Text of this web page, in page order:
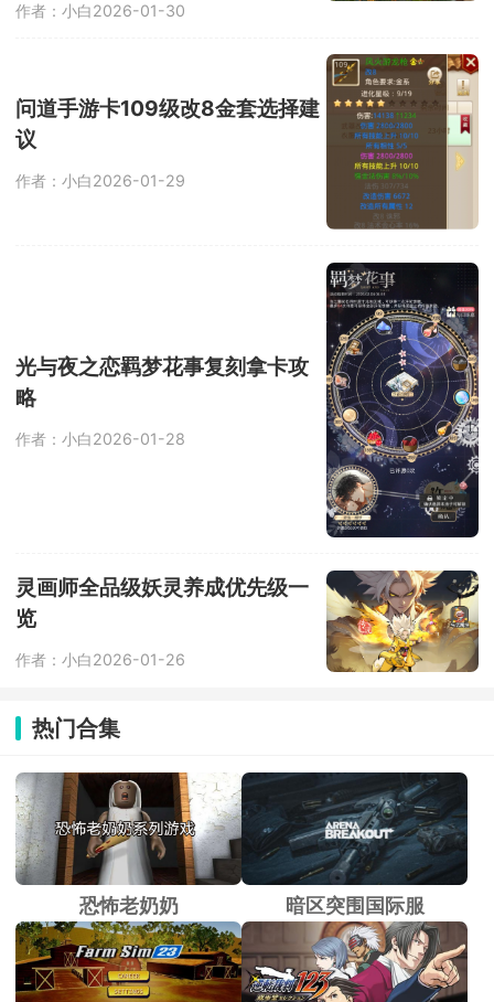
作者：小白2026-01-30
问道手游卡109级改8金套选择建
议
作者：小白2026-01-29
光与夜之恋羁梦花事复刻拿卡攻
略
作者：小白2026-01-28
灵画师全品级妖灵养成优先级一
览
作者：小白2026-01-26
热门合集
恐怖老奶奶 暗区突围国际服